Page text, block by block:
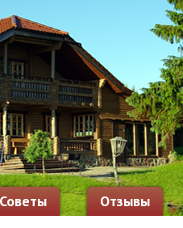
Отзывы
Советы